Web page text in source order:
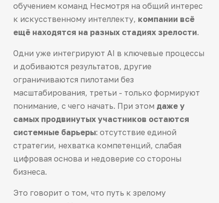
обучением команд Несмотря на общий интерес
к искусственному интеллекту, компании всё
ещё находятся на разных стадиях зрелости.
Одни уже интегрируют AI в ключевые процессы
и добиваются результатов, другие
ограничиваются пилотами без
масштабирования, третьи - только формируют
понимание, с чего начать. При этом даже у
самых продвинутых участников остаются
системные барьеры: отсутствие единой
стратегии, нехватка компетенций, слабая
цифровая основа и недоверие со стороны
бизнеса.
Это говорит о том, что путь к зрелому